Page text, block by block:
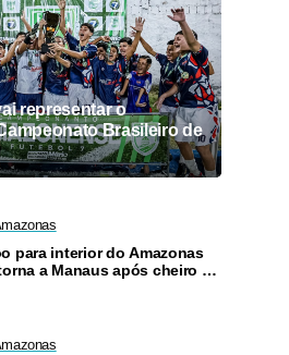
representar o
Brasileiro de
para interior do Amazonas
a Manaus após cheiro de